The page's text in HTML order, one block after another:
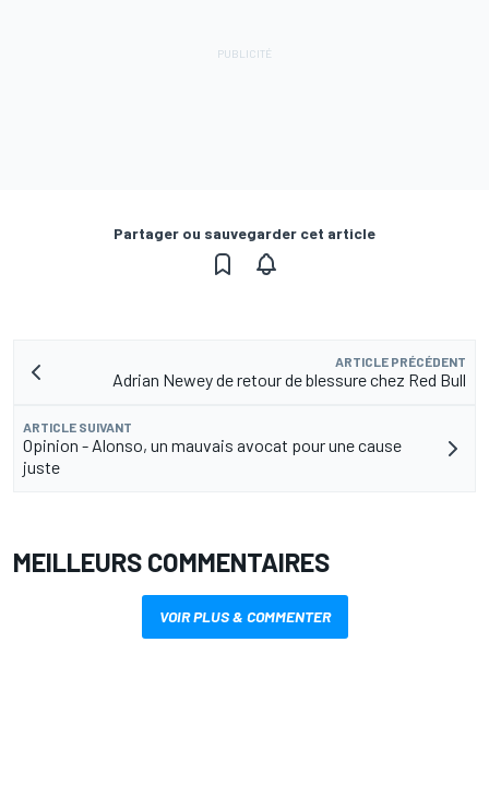
Partager ou sauvegarder cet article
ARTICLE PRÉCÉDENT
Adrian Newey de retour de blessure chez Red Bull
ARTICLE SUIVANT
Opinion - Alonso, un mauvais avocat pour une cause
juste
MEILLEURS COMMENTAIRES
VOIR PLUS & COMMENTER